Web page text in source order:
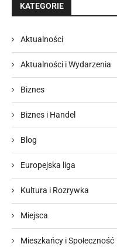
KATEGORIE
Aktualności
Aktualności i Wydarzenia
Biznes
Biznes i Handel
Blog
Europejska liga
Kultura i Rozrywka
Miejsca
Mieszkańcy i Społeczność